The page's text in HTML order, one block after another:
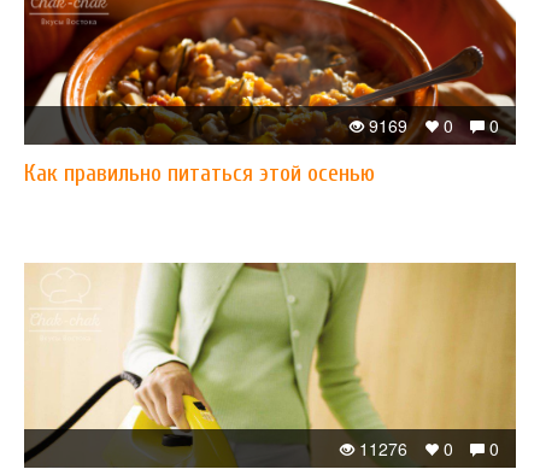
0
0
9169
Как правильно питаться этой осенью
0
0
11276